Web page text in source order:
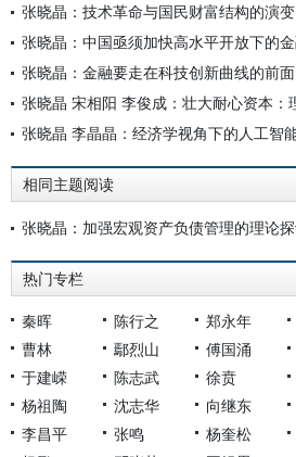
张晓晶：技术革命与国民财富结构的演变
张晓晶：中国亟须加快高水平开放下的
张晓晶：金融要走在科技创新曲线的前面
相同主题阅读
张晓晶：加强宏观资产负债管理的理论
热门专栏
秦晖 陈行之 郑永年
曹林
鄢烈山 傅国涌
于建嵘
陈志武 徐贲
杨祖陶
沈志华 向继东
李昌平
张鸣 杨奎松